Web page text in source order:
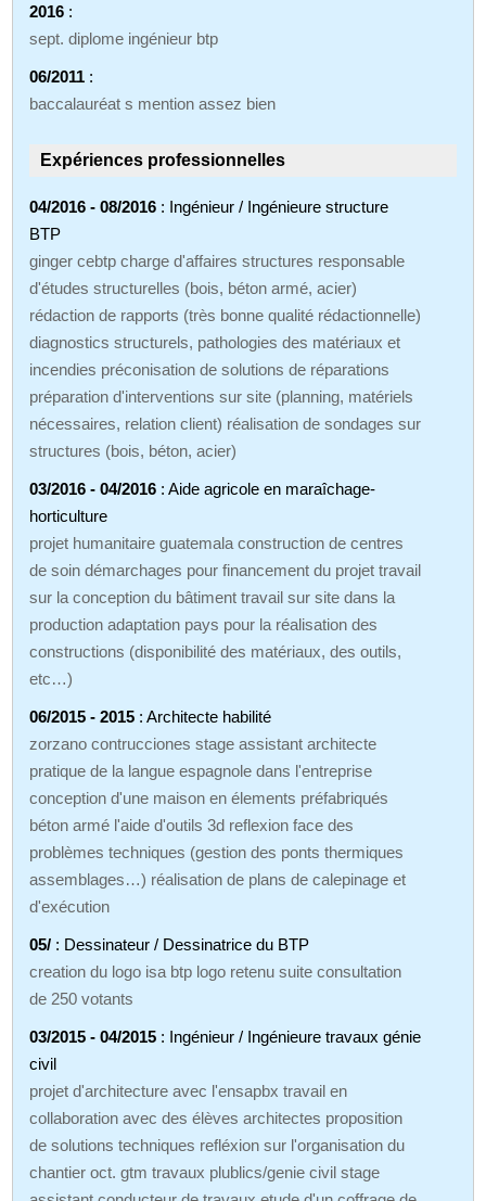
2016 :
sept. diplome ingénieur btp
06/2011 :
baccalauréat s mention assez bien
Expériences professionnelles
04/2016 - 08/2016 : Ingénieur / Ingénieure structure
BTP
ginger cebtp charge d'affaires structures responsable
d'études structurelles (bois, béton armé, acier)
rédaction de rapports (très bonne qualité rédactionnelle)
diagnostics structurels, pathologies des matériaux et
incendies préconisation de solutions de réparations
préparation d'interventions sur site (planning, matériels
nécessaires, relation client) réalisation de sondages sur
structures (bois, béton, acier)
03/2016 - 04/2016 : Aide agricole en maraîchage-
horticulture
projet humanitaire guatemala construction de centres
de soin démarchages pour financement du projet travail
sur la conception du bâtiment travail sur site dans la
production adaptation pays pour la réalisation des
constructions (disponibilité des matériaux, des outils,
etc…)
06/2015 - 2015 : Architecte habilité
zorzano contrucciones stage assistant architecte
pratique de la langue espagnole dans l'entreprise
conception d'une maison en élements préfabriqués
béton armé l'aide d'outils 3d reflexion face des
problèmes techniques (gestion des ponts thermiques
assemblages…) réalisation de plans de calepinage et
d'exécution
05/ : Dessinateur / Dessinatrice du BTP
creation du logo isa btp logo retenu suite consultation
de 250 votants
03/2015 - 04/2015 : Ingénieur / Ingénieure travaux génie
civil
projet d'architecture avec l'ensapbx travail en
collaboration avec des élèves architectes proposition
de solutions techniques refléxion sur l'organisation du
chantier oct. gtm travaux plublics/genie civil stage